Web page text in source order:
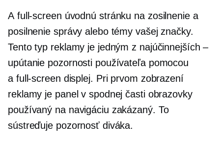
A full-screen úvodnú stránku na zosilnenie a
posilnenie správy alebo témy vašej značky.
Tento typ reklamy je jedným z najúčinnejších –
upútanie pozornosti používateľa pomocou
a full-screen displej. Pri prvom zobrazení
reklamy je panel v spodnej časti obrazovky
používaný na navigáciu zakázaný. To
sústreďuje pozornosť diváka.